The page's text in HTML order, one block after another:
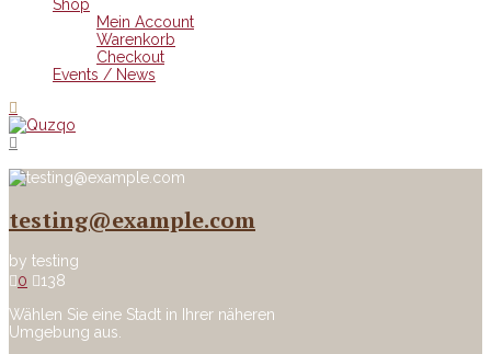
Shop
Mein Account
Warenkorb
Checkout
Events / News
testing@example.com
by testing
0
138
Wählen Sie eine Stadt in Ihrer näheren
Umgebung aus.